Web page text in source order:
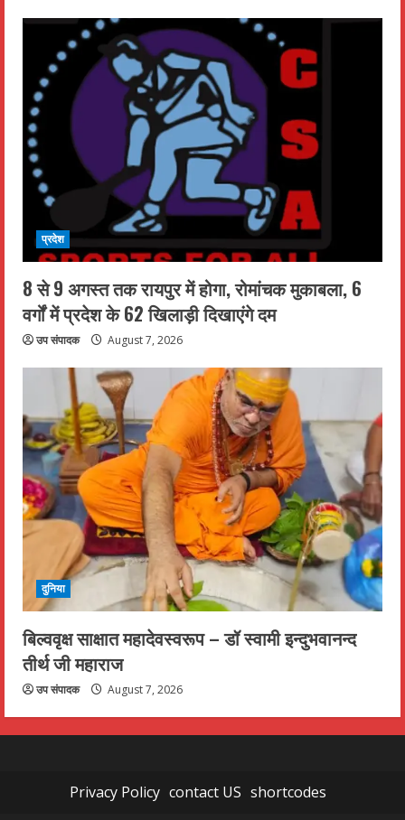
प्रदेश
8 से 9 अगस्त तक रायपुर में होगा, रोमांचक मुकाबला, 6
वर्गों में प्रदेश के 62 खिलाड़ी दिखाएंगे दम
उप संपादक August 7, 2026
दुनिया
बिल्ववृक्ष साक्षात महादेवस्वरूप – डॉ स्वामी इन्दुभवानन्द
तीर्थ जी महाराज
उप संपादक August 7, 2026
Privacy Policy contact US shortcodes